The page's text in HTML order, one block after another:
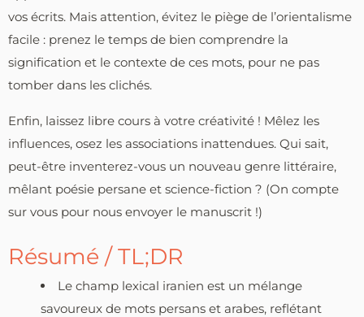
vos écrits. Mais attention, évitez le piège de l’orientalisme
facile : prenez le temps de bien comprendre la
signification et le contexte de ces mots, pour ne pas
tomber dans les clichés.
Enfin, laissez libre cours à votre créativité ! Mêlez les
influences, osez les associations inattendues. Qui sait,
peut-être inventerez-vous un nouveau genre littéraire,
mêlant poésie persane et science-fiction ? (On compte
sur vous pour nous envoyer le manuscrit !)
Résumé / TL;DR
Le champ lexical iranien est un mélange
savoureux de mots persans et arabes, reflétant